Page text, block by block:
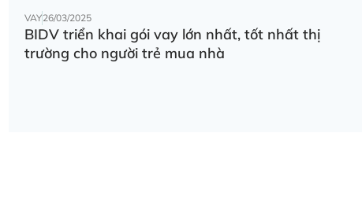
VAY26/03/2025
BIDV triển khai gói vay lớn nhất, tốt nhất thị
trường cho người trẻ mua nhà